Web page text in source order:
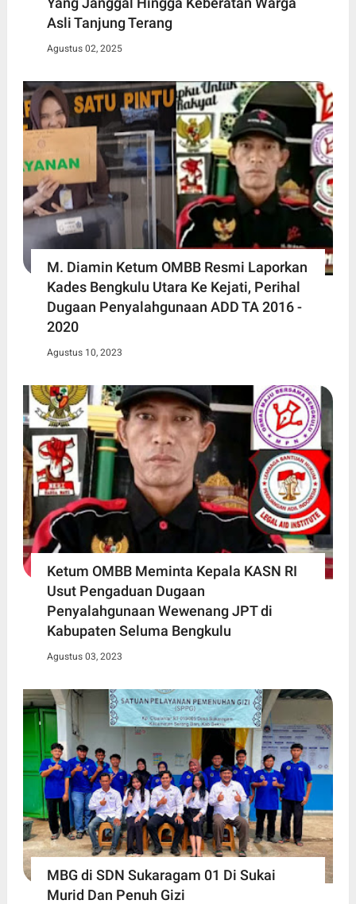
Asli Tanjung Terang
Agustus 02, 2025
M. Diamin Ketum OMBB Resmi Laporkan
Kades Bengkulu Utara Ke Kejati, Perihal
Dugaan Penyalahgunaan ADD TA 2016 -
2020
Agustus 10, 2023
Ketum OMBB Meminta Kepala KASN RI
Usut Pengaduan Dugaan
Penyalahgunaan Wewenang JPT di
Kabupaten Seluma Bengkulu
Agustus 03, 2023
MBG di SDN Sukaragam 01 Di Sukai
Murid Dan Penuh Gizi